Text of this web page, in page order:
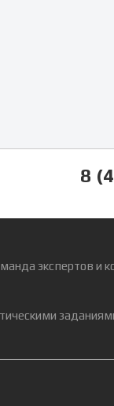
8
экспертов и